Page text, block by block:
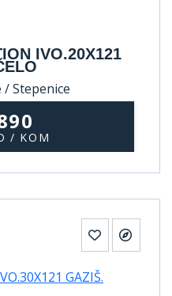
IVO.20X121
/ Stepenice
/ KOM